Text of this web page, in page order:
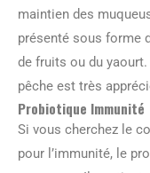
maintien des
présenté sous forme
de fruits ou du
pêche est très
Probiotique Immunité
Si vous cherchez le
pour l’immunité, le